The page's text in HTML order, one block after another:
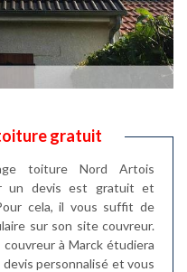
gratuit
toiture Nord Artois
un devis est gratuit et
cela, il vous suffit de
sur son site couvreur.
à Marck étudiera
personnalisé et vous